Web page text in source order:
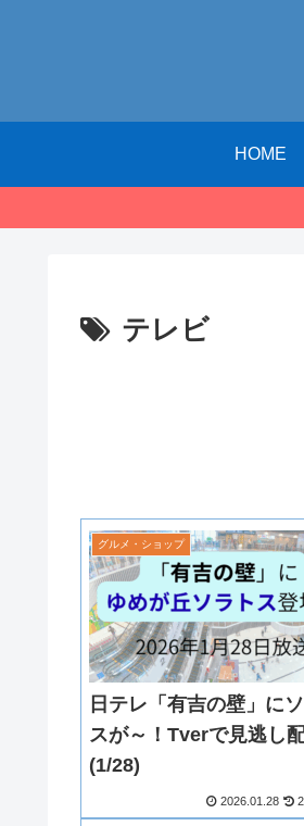
HOME
テレビ
グルメ・ショップ
日テレ「有吉の壁」に
スが～！Tverで見逃し
(1/28)
2026.01.28